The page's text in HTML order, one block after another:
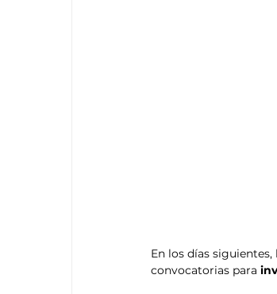
En los días siguientes,
convocatorias para